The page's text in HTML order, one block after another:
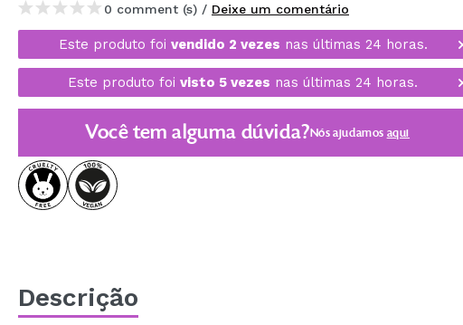
MAQUIFARMA
KOREA ZONE
TRAVEL SIZE
NATURE
DESCONTOS
EM BREVE
0 comment (s) / Deixe um comentário
Este produto foi vendido 2 vezes nas últimas 24 horas.
Este produto foi visto 5 vezes nas últimas 24 horas.
Você tem alguma dúvida?Nós ajudamos aqui
Descrição